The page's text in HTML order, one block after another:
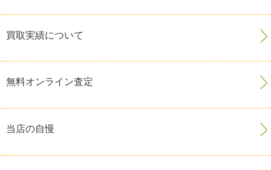
買取実績について
無料オンライン査定
当店の自慢